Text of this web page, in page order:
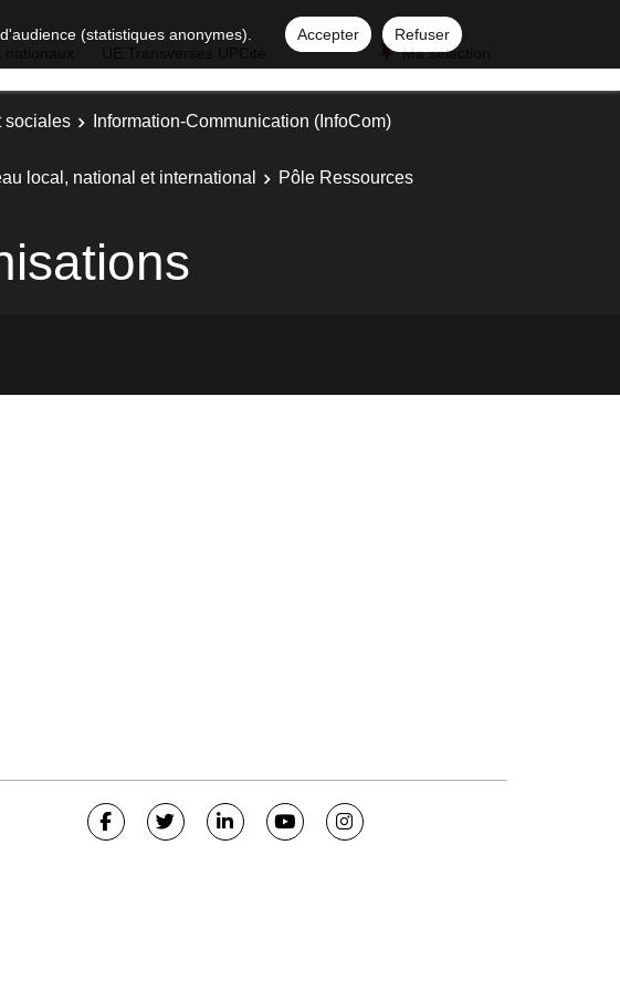
(statistiques anonymes). Accepter
Refuser
Ma sélection
sociales
Information-Communication (InfoCom)
local, national et international
Pôle Ressources